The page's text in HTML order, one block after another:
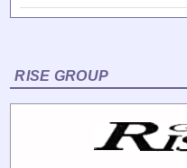
RISE GROUP